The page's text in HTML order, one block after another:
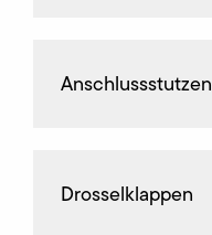
Anschlussstutzen
Drosselklappen